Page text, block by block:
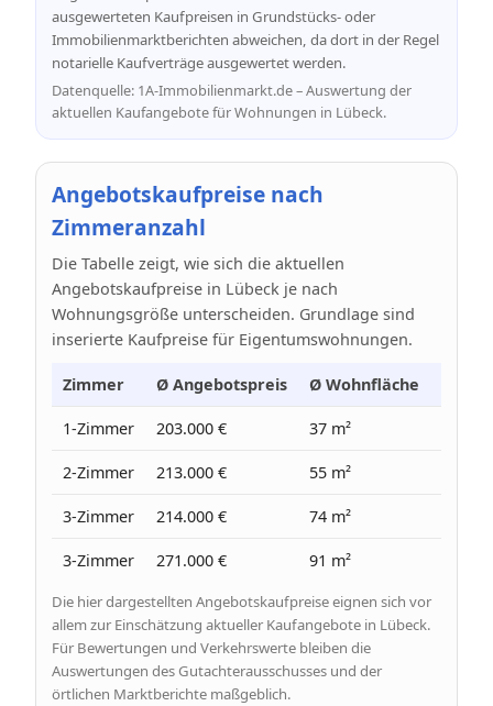
ausgewerteten Kaufpreisen in Grundstücks- oder
Immobilienmarktberichten abweichen, da dort in der Regel
notarielle Kaufverträge ausgewertet werden.
Datenquelle: 1A-Immobilienmarkt.de – Auswertung der
aktuellen Kaufangebote für Wohnungen in Lübeck.
Angebotskaufpreise nach
Zimmeranzahl
Die Tabelle zeigt, wie sich die aktuellen
Angebotskaufpreise in Lübeck je nach
Wohnungsgröße unterscheiden. Grundlage sind
inserierte Kaufpreise für Eigentumswohnungen.
Zimmer Ø Angebotspreis Ø Wohnfläche
1-Zimmer 203.000 € 37 m²
2-Zimmer 213.000 € 55 m²
3-Zimmer 214.000 € 74 m²
3-Zimmer 271.000 € 91 m²
Die hier dargestellten Angebotskaufpreise eignen sich vor
allem zur Einschätzung aktueller Kaufangebote in Lübeck.
Für Bewertungen und Verkehrswerte bleiben die
Auswertungen des Gutachterausschusses und der
örtlichen Marktberichte maßgeblich.